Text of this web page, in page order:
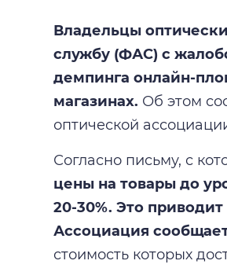
Владельцы
службу (ФАС) с
демпинга онлайн-
магазинах. Об этом
оптической
Согласно письму, с
цены на товары до
20-30%. Это
Ассоциация
стоимость которых